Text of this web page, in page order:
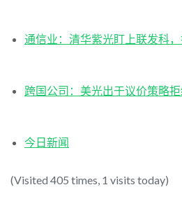
通信业：清华紫光盯上联发科
跨国公司：美光出于议价策略
今日新闻
(Visited 405 times, 1 visits today)